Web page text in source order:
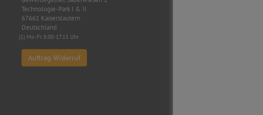
Technologie-Park I & II
67661 Kaiserslautern
Deutschland
(1) Mo.-Fr. 8.00-17.15 Uhr
Auftrag Widerruf